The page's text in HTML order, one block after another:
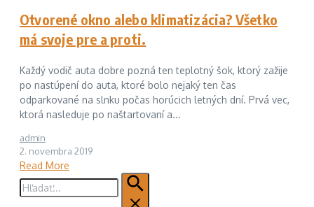
Otvorené okno alebo klimatizácia? Všetko
má svoje pre a proti.
Každý vodič auta dobre pozná ten teplotný šok, ktorý zažije
po nastúpení do auta, ktoré bolo nejaký ten čas
odparkované na slnku počas horúcich letných dní. Prvá vec,
ktorá nasleduje po naštartovaní a...
admin
2. novembra 2019
Read More
Hľadať: